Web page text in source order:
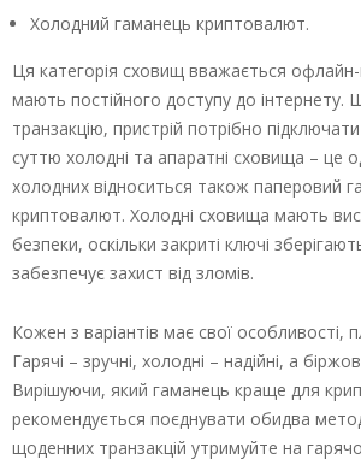
Холодний гаманець криптовалют.
Ця категорія сховищ вважається
мають постійного доступу до інтернету.
транзакцію, пристрій потрібно
суттю холодні та апаратні сховища – це
холодних відноситься також паперовий
криптовалют. Холодні сховища мають
безпеки, оскільки закриті ключі
забезпечує захист від зломів.
Кожен з варіантів має свої особливості,
Гарячі – зручні, холодні – надійні, а
Вирішуючи, який гаманець краще для
рекомендується поєднувати обидва
щоденних транзакцій утримуйте на